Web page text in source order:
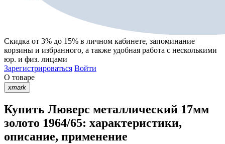
Скидка от 3% до 15% в личном кабинете, запоминание
корзины и избранного, а также удобная работа с несколькими
юр. и физ. лицами
Зарегистрироваться Войти
О товаре
xmark
Купить Люверс металлический 17мм
золото 1964/65: характеристики,
описание, применение